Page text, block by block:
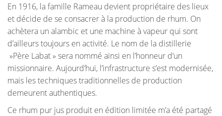
En 1916, la famille Rameau devient propriétaire des lieux
et décide de se consacrer à la production de rhum. On
achètera un alambic et une machine à vapeur qui sont
d’ailleurs toujours en activité. Le nom de la distillerie
»Père Labat » sera nommé ainsi en l’honneur d’un
missionnaire. Aujourd’hui, l’infrastructure s’est modernisée,
mais les techniques traditionnelles de production
demeurent authentiques.
Ce rhum pur jus produit en édition limitée m’a été partagé